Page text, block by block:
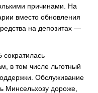
причинами. На
вместо обновления
на депозитах —
сократилась
в том числе льготный
Обслуживание
Минсельхозу дороже,